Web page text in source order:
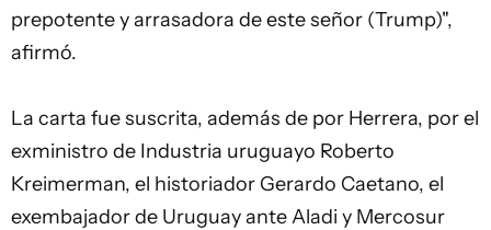
prepotente y arrasadora de este señor (Trump)",
afirmó.
La carta fue suscrita, además de por Herrera, por el
exministro de Industria uruguayo Roberto
Kreimerman, el historiador Gerardo Caetano, el
exembajador de Uruguay ante Aladi y Mercosur